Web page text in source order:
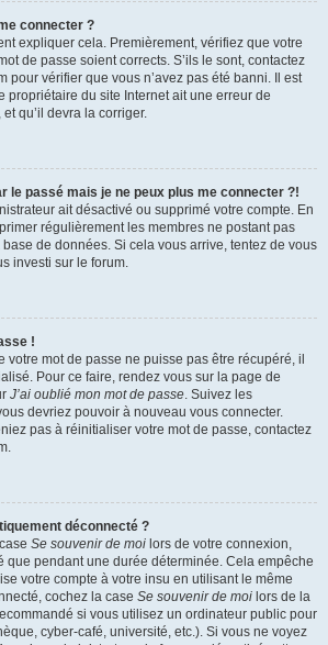
connecter ?
expliquer cela. Premièrement, vérifiez que votre
de passe soient corrects. S’ils le sont, contactez
pour vérifier que vous n’avez pas été banni. Il est
propriétaire du site Internet ait une erreur de
qu’il devra la corriger.
le passé mais je ne peux plus me connecter ?!
ait désactivé ou supprimé votre compte. En
régulièrement les membres ne postant pas
de données. Si cela vous arrive, tentez de vous
investi sur le forum.
!
votre mot de passe ne puisse pas être récupéré, il
Pour ce faire, rendez vous sur la page de
J’ai oublié mon mot de passe. Suivez les
devriez pouvoir à nouveau vous connecter.
pas à réinitialiser votre mot de passe, contactez
déconnecté ?
Se souvenir de moi lors de votre connexion,
que pendant une durée déterminée. Cela empêche
votre compte à votre insu en utilisant le même
cochez la case Se souvenir de moi lors de la
si vous utilisez un ordinateur public pour
cyber-café, université, etc.). Si vous ne voyez